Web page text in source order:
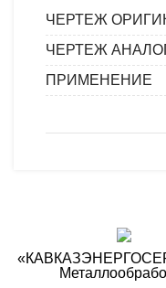
ЧЕРТЕЖ
ЧЕРТЕЖ
ПРИМЕНЕНИЕ